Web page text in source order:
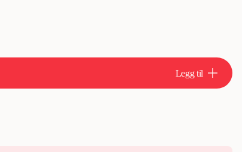
Legg til